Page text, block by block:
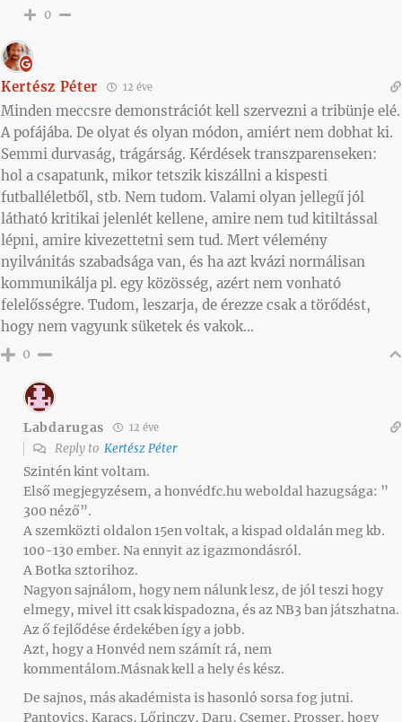
0
Kertész Péter 12 éve
Minden meccsre demonstrációt kell szervezni a tribünje elé.
A pofájába. De olyat és olyan módon, amiért nem dobhat ki.
Semmi durvaság, trágárság. Kérdések transzparenseken:
hol a csapatunk, mikor tetszik kiszállni a kispesti
futballéletből, stb. Nem tudom. Valami olyan jellegű jól
látható kritikai jelenlét kellene, amire nem tud kitiltással
lépni, amire kivezettetni sem tud. Mert vélemény
nyilvánitás szabadsága van, és ha azt kvázi normálisan
kommunikálja pl. egy közösség, azért nem vonható
felelősségre. Tudom, leszarja, de érezze csak a törődést,
hogy nem vagyunk süketek és vakok…
0
Labdarugas 12 éve
Reply to Kertész Péter
Szintén kint voltam.
Első megjegyzésem, a honvédfc.hu weboldal hazugsága: ”
300 néző”.
A szemközti oldalon 15en voltak, a kispad oldalán meg kb.
100-130 ember. Na ennyit az igazmondásról.
A Botka sztorihoz.
Nagyon sajnálom, hogy nem nálunk lesz, de jól teszi hogy
elmegy, mivel itt csak kispadozna, és az NB3 ban játszhatna.
Az ő fejlődése érdekében így a jobb.
Azt, hogy a Honvéd nem számít rá, nem
kommentálom.Másnak kell a hely és kész.
De sajnos, más akadémista is hasonló sorsa fog jutni.
Pantovics, Karacs, Lőrinczy, Daru, Csemer, Prosser, hogy